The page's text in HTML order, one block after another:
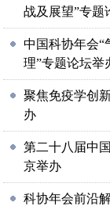
战及展望”专题
中国科协年会“
理”专题论坛举
聚焦免疫学创
办
第二十八届中
京举办
科协年会前沿